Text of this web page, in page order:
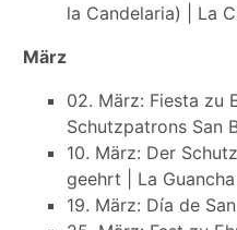
la Candelaria) | La
März
02. März: Fiesta zu
Schutzpatrons San
10. März: Der
geehrt | La
19. März: Día de